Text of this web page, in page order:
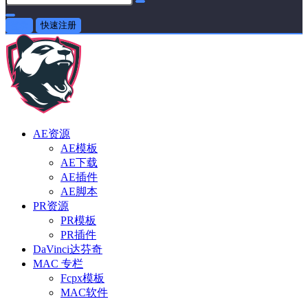
快速注册
AE资源
AE模板
AE下载
AE插件
AE脚本
PR资源
PR模板
PR插件
DaVinci达芬奇
MAC 专栏
Fcpx模板
MAC软件